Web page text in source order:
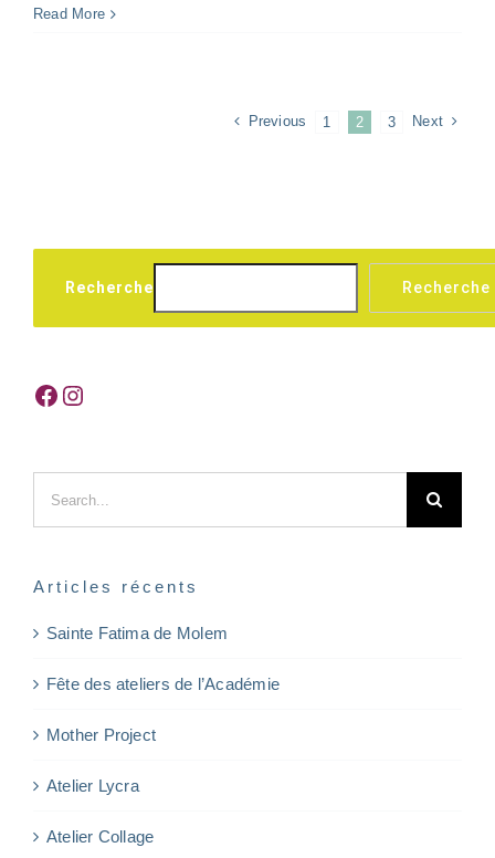
Read More
Previous 1 2 3 Next
Recherche Recherche
Articles récents
Sainte Fatima de Molem
Fête des ateliers de l’Académie
Mother Project
Atelier Lycra
Atelier Collage